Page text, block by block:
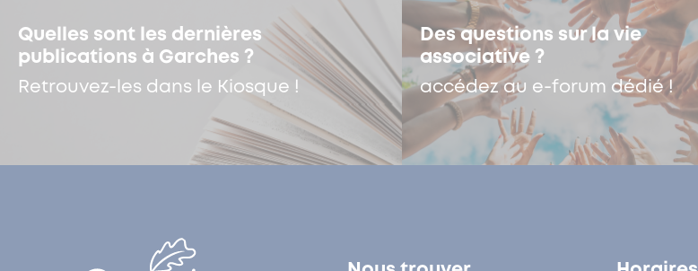
Quelles sont les dernières
publications à Garches ?
Retrouvez-les dans le Kiosque !
Des questions sur la vie
associative ?
accédez au e-forum dédié !